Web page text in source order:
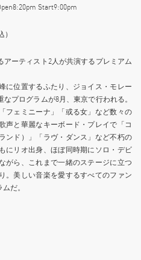
Start9:00pm
アーティスト2人が共演するプレミアム
に位置するふたり、ジョイス・モレー
プログラムが8月、東京で行われる。
フェミニーナ」「或る女」など数々の
声と華麗なキーボード・プレイで「コ
ンド）」「ラヴ・ダンス」など不朽の
にリオ出身、ほぼ同時期にソロ・デビ
がら、これまで一緒のステージに立つ
。美しい音楽を愛するすべてのファン
だ。